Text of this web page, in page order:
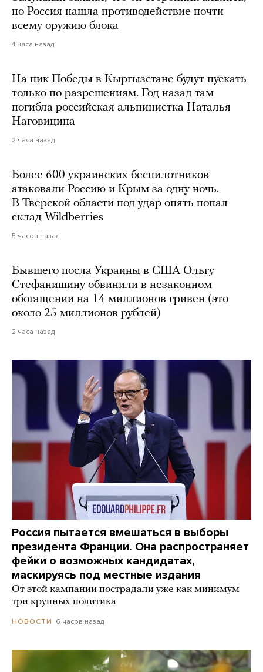
но Россия нашла противодействие почти
всему оружию блока
4 часа назад
На пик Победы в Кыргызстане будут пускать
только по разрешениям. Год назад там
погибла российская альпинистка Наталья
Наговицина
2 часа назад
Более 600 украинских беспилотников
атаковали Россию и Крым за одну ночь.
В Тверской области под удар опять попал
склад Wildberries
5 часов назад
Бывшего посла Украины в США Ольгу
Стефанишину обвинили в незаконном
обогащении на 14 миллионов гривен (это
около 25 миллионов рублей)
2 часа назад
Россия пытается вмешаться в выборы
президента Франции. Она распространяет
фейки о возможных кандидатах,
маскируясь под местные издания
От этой кампании пострадали уже как минимум
три крупных политика
НОВОСТИ 6 часов назад